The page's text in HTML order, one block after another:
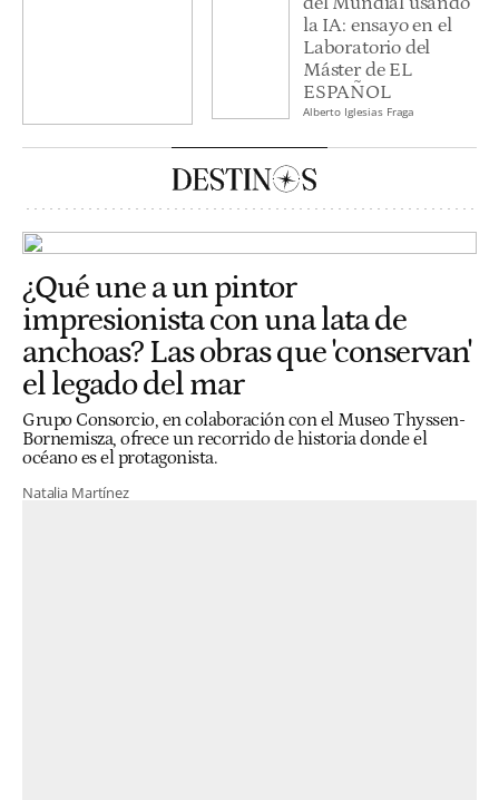
la IA: ensayo en el
Laboratorio del
Máster de EL
ESPAÑOL
Alberto Iglesias Fraga
¿Qué une a un pintor
impresionista con una lata de
anchoas? Las obras que 'conservan'
el legado del mar
Grupo Consorcio, en colaboración con el Museo Thyssen-
Bornemisza, ofrece un recorrido de historia donde el
océano es el protagonista.
Natalia Martínez